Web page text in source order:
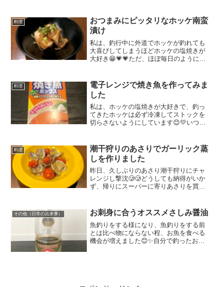
たい勢いだったのですが、スケソウダラ
のタラコは、寄生虫が多いた...
料理
おつまみにピッタリなホッケ南蛮
漬け
私は、釣行中に外道でホッケが釣れても
大喜びしてしまうほどホッケの塩焼きが
大好き😁💗💗ただ、ほぼ毎日のようにホ
しまいます😂そこで、最近どハマりして
いるホッケ料理💗🍻ホッケ...
料理
電子レンジで焼き魚を作ってみま
した
私は、ホッケの塩焼きが大好きで、釣っ
てきたホッケは必ず冷凍してストックを
切らさないようにしています😊💛いつも
好きな焼き加減になったところで完成😋
💗凄く美味しくて大満足な...
料理
潮干狩りのあさりでガーリック蒸
しを作りました
昨日、久しぶりのあさり潮干狩りにチャ
レンジし撃沈🥲🥲どうしても納得がいか
ず、帰りにスーパーに寄りあさりを買い
たあさりのコラボレーション料理を調理
したのでご紹介したいと思...
その他（日常の出来事） お刺身に合うオススメさしみ醤油
魚釣りをする様になり、魚釣りをする前
とは比べ物にならない程、お魚を食べる
機会が増えました😊✨自分で釣ったお魚